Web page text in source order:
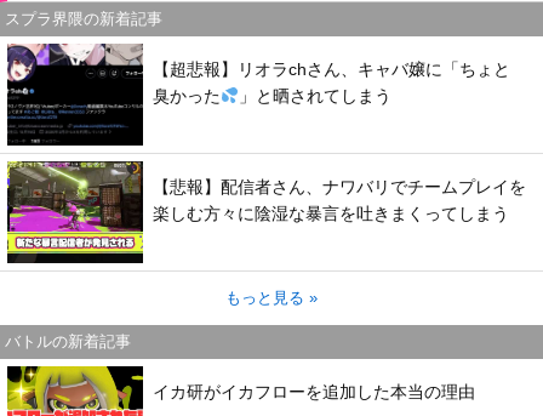
スプラ界隈の新着記事
【超悲報】リオラchさん、キャバ嬢に「ちょと
臭かった
」と晒されてしまう
【悲報】配信者さん、ナワバリでチームプレイを
楽しむ方々に陰湿な暴言を吐きまくってしまう
もっと見る »
バトルの新着記事
イカ研がイカフローを追加した本当の理由